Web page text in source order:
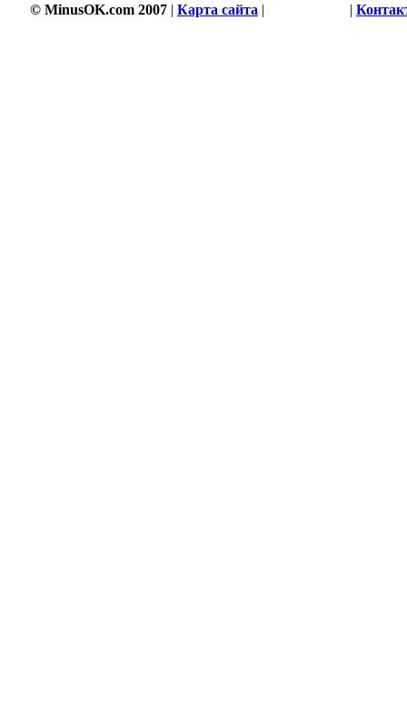
© MinusOK.com 2007 | Карта сайта | |